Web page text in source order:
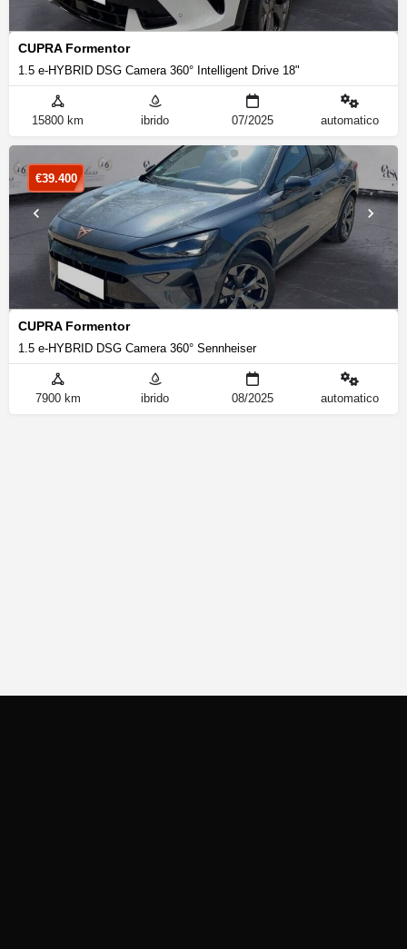
CUPRA Formentor
1.5 e-HYBRID DSG Camera 360° Intelligent Drive 18"
15800 km ibrido 07/2025 automatico
CUPRA Formentor
1.5 e-HYBRID DSG Camera 360° Sennheiser
€39.400
7900 km ibrido 08/2025 automatico